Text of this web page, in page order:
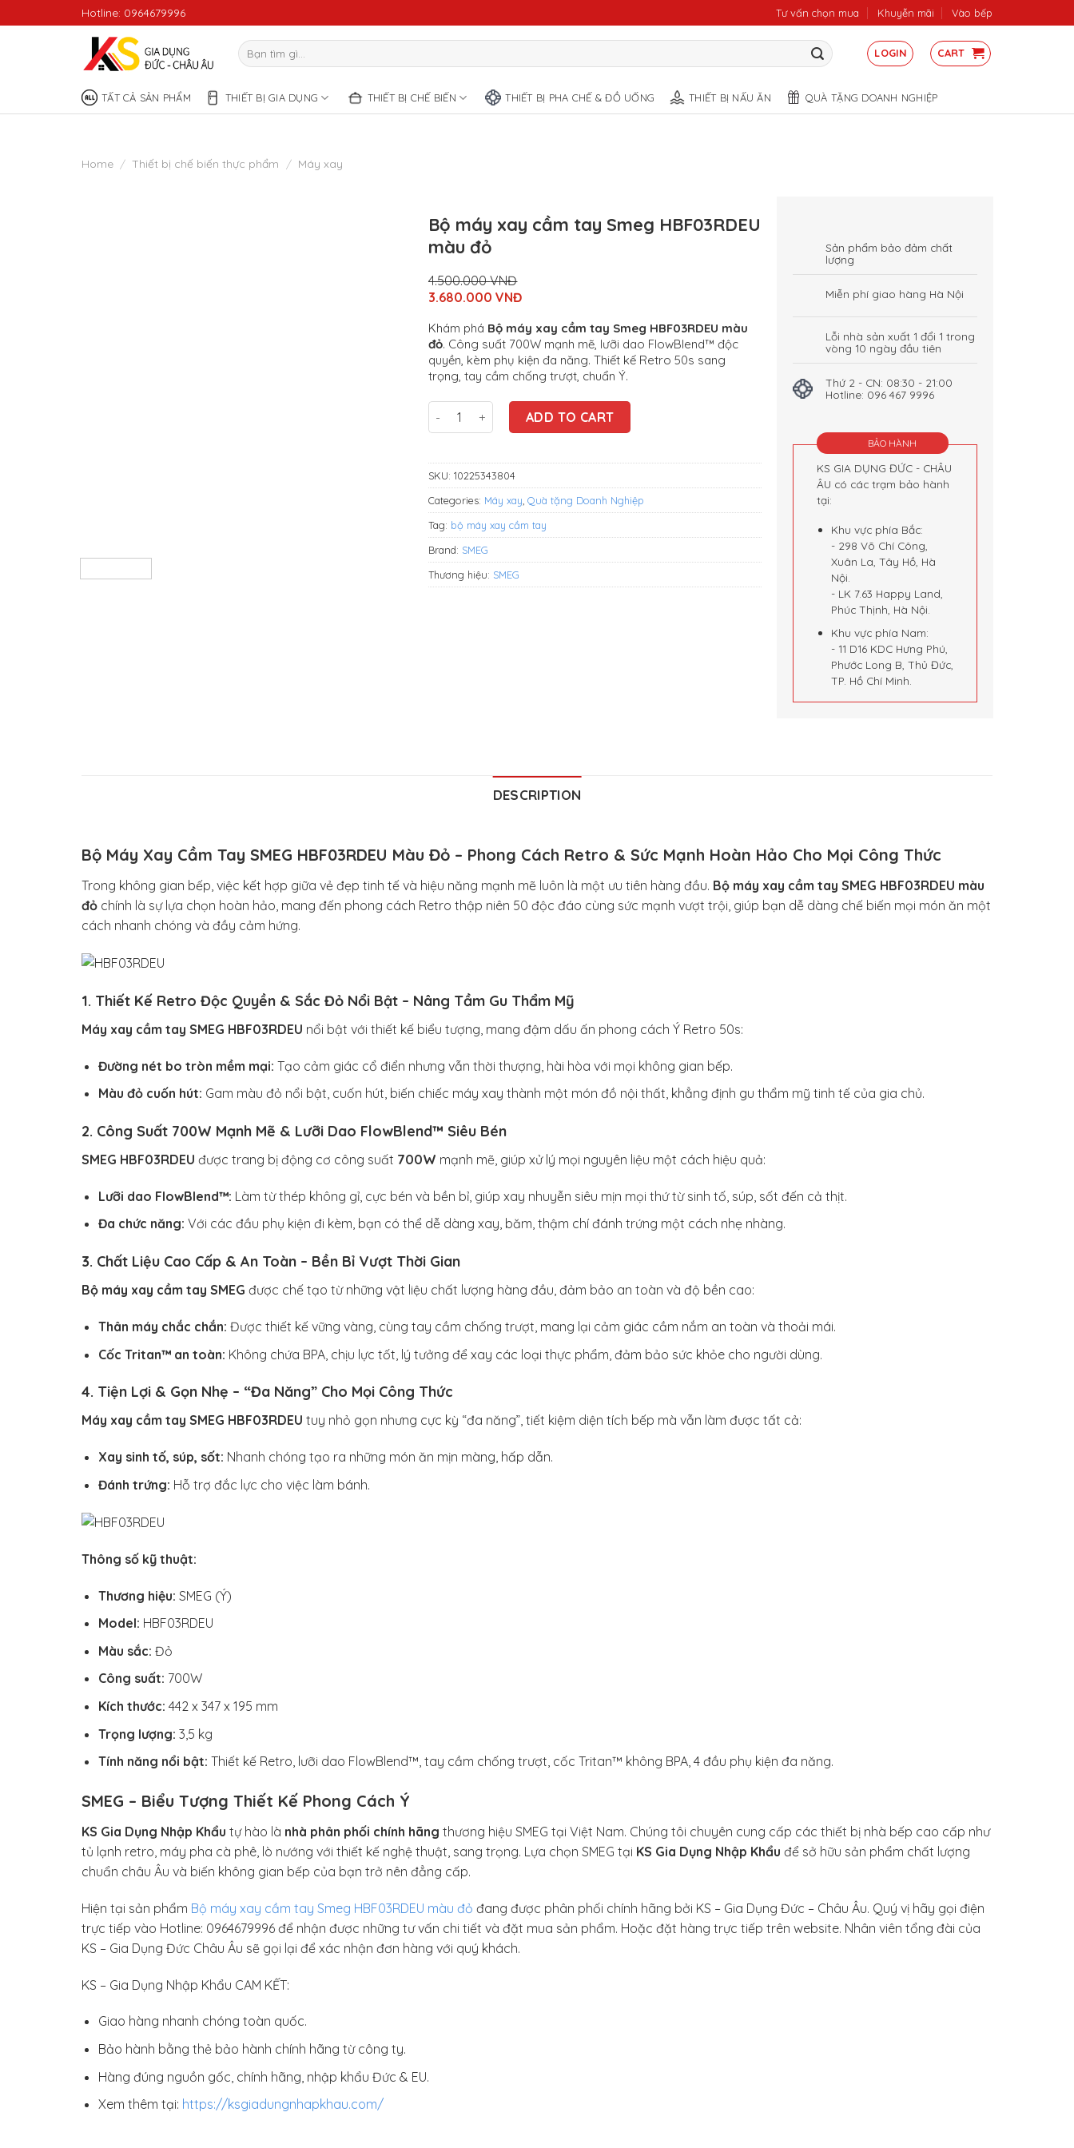
to
Hotline: 0964679996 Tư vấn chọn mua Khuyễn mãi Vào bếp
Search
for:
LOGIN CART
TẤT CẢ SẢN PHẨM THIẾT BỊ GIA DỤNG THIẾT BỊ CHẾ BIẾN THIẾT BỊ PHA CHẾ & ĐỒ UỐNG THIẾT BỊ NẤU ĂN QUÀ TẶNG DOANH NGHIỆP
Home / Thiết bị chế biến thực phẩm / Máy xay
Bộ máy xay cầm tay Smeg HBF03RDEU
màu đỏ
4.500.000VNĐ
Original
price
4.500.000
VNĐ.
3.680.000VNĐ
price
is:
3.680.000
VNĐ.
Khám phá Bộ máy xay cầm tay Smeg HBF03RDEU màu
đỏ. Công suất 700W mạnh mẽ, lưỡi dao FlowBlend™ độc
quyền, kèm phụ kiện đa năng. Thiết kế Retro 50s sang
trọng, tay cầm chống trượt, chuẩn Ý.
Bộ máy xay cầm tay Smeg HBF03RDEU màu đỏ quantity
ADD TO CART
SKU:10225343804
Categories: Máy xay ,Quà tặng Doanh Nghiệp
Tag: bộ máy xay cầm tay
Brand: SMEG
Thương hiệu: SMEG
Sản phẩm bảo đảm chất
lượng
Miễn phí giao hàng Hà Nội
Lỗi nhà sản xuất 1 đổi 1 trong
vòng 10 ngày đầu tiên
Thứ 2 - CN: 08:30 - 21:00
Hotline: 096 467 9996
BẢO HÀNH
KS GIA DỤNG ĐỨC - CHÂU
ÂU có các trạm bảo hành
tại:
Khu vực phía Bắc:
- 298 Võ Chí Công,
Xuân La, Tây Hồ, Hà
Nội.
- LK 7.63 Happy Land,
Phúc Thịnh, Hà Nội.
Khu vực phía Nam:
- 11 D16 KDC Hưng Phú,
Phước Long B, Thủ Đức,
TP. Hồ Chí Minh.
DESCRIPTION
Bộ Máy Xay Cầm Tay SMEG HBF03RDEU Màu Đỏ – Phong Cách Retro & Sức Mạnh Hoàn Hảo Cho Mọi Công Thức
Trong không gian bếp, việc kết hợp giữa vẻ đẹp tinh tế và hiệu năng mạnh mẽ luôn là một ưu tiên hàng đầu. Bộ máy xay cầm tay SMEG HBF03RDEU màu
đỏ chính là sự lựa chọn hoàn hảo, mang đến phong cách Retro thập niên 50 độc đáo cùng sức mạnh vượt trội, giúp bạn dễ dàng chế biến mọi món ăn một
cách nhanh chóng và đầy cảm hứng.
1. Thiết Kế Retro Độc Quyền & Sắc Đỏ Nổi Bật – Nâng Tầm Gu Thẩm Mỹ
Máy xay cầm tay SMEG HBF03RDEU nổi bật với thiết kế biểu tượng, mang đậm dấu ấn phong cách Ý Retro 50s:
Đường nét bo tròn mềm mại: Tạo cảm giác cổ điển nhưng vẫn thời thượng, hài hòa với mọi không gian bếp.
Màu đỏ cuốn hút: Gam màu đỏ nổi bật, cuốn hút, biến chiếc máy xay thành một món đồ nội thất, khẳng định gu thẩm mỹ tinh tế của gia chủ.
2. Công Suất 700W Mạnh Mẽ & Lưỡi Dao FlowBlend™ Siêu Bén
SMEG HBF03RDEU được trang bị động cơ công suất 700W mạnh mẽ, giúp xử lý mọi nguyên liệu một cách hiệu quả:
Lưỡi dao FlowBlend™: Làm từ thép không gỉ, cực bén và bền bỉ, giúp xay nhuyễn siêu mịn mọi thứ từ sinh tố, súp, sốt đến cả thịt.
Đa chức năng: Với các đầu phụ kiện đi kèm, bạn có thể dễ dàng xay, băm, thậm chí đánh trứng một cách nhẹ nhàng.
3. Chất Liệu Cao Cấp & An Toàn – Bền Bỉ Vượt Thời Gian
Bộ máy xay cầm tay SMEG được chế tạo từ những vật liệu chất lượng hàng đầu, đảm bảo an toàn và độ bền cao:
Thân máy chắc chắn: Được thiết kế vững vàng, cùng tay cầm chống trượt, mang lại cảm giác cầm nắm an toàn và thoải mái.
Cốc Tritan™ an toàn: Không chứa BPA, chịu lực tốt, lý tưởng để xay các loại thực phẩm, đảm bảo sức khỏe cho người dùng.
4. Tiện Lợi & Gọn Nhẹ – “Đa Năng” Cho Mọi Công Thức
Máy xay cầm tay SMEG HBF03RDEU tuy nhỏ gọn nhưng cực kỳ “đa năng”, tiết kiệm diện tích bếp mà vẫn làm được tất cả:
Xay sinh tố, súp, sốt: Nhanh chóng tạo ra những món ăn mịn màng, hấp dẫn.
Đánh trứng: Hỗ trợ đắc lực cho việc làm bánh.
Thông số kỹ thuật:
Thương hiệu: SMEG (Ý)
Model: HBF03RDEU
Màu sắc: Đỏ
Công suất: 700W
Kích thước: 442 x 347 x 195 mm
Trọng lượng: 3,5 kg
Tính năng nổi bật: Thiết kế Retro, lưỡi dao FlowBlend™, tay cầm chống trượt, cốc Tritan™ không BPA, 4 đầu phụ kiện đa năng.
SMEG – Biểu Tượng Thiết Kế Phong Cách Ý
KS Gia Dụng Nhập Khẩu tự hào là nhà phân phối chính hãng thương hiệu SMEG tại Việt Nam. Chúng tôi chuyên cung cấp các thiết bị nhà bếp cao cấp như
tủ lạnh retro, máy pha cà phê, lò nướng với thiết kế nghệ thuật, sang trọng. Lựa chọn SMEG tại KS Gia Dụng Nhập Khẩu để sở hữu sản phẩm chất lượng
chuẩn châu Âu và biến không gian bếp của bạn trở nên đẳng cấp.
Hiện tại sản phẩm Bộ máy xay cầm tay Smeg HBF03RDEU màu đỏ đang được phân phối chính hãng bởi KS – Gia Dụng Đức – Châu Âu. Quý vị hãy gọi điện
trực tiếp vào Hotline: 0964679996 để nhận được những tư vấn chi tiết và đặt mua sản phẩm. Hoặc đặt hàng trực tiếp trên website. Nhân viên tổng đài của
KS – Gia Dụng Đức Châu Âu sẽ gọi lại để xác nhận đơn hàng với quý khách.
KS – Gia Dụng Nhập Khẩu CAM KẾT:
Giao hàng nhanh chóng toàn quốc.
Bảo hành bằng thẻ bảo hành chính hãng từ công ty.
Hàng đúng nguồn gốc, chính hãng, nhập khẩu Đức & EU.
Xem thêm tại: https://ksgiadungnhapkhau.com/